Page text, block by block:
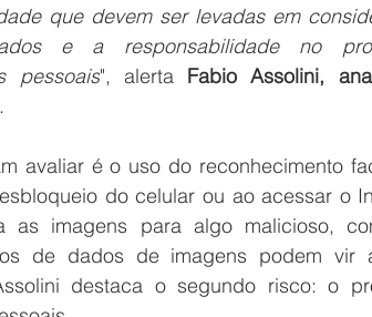
que devem ser levadas em
e a responsabilidade no
pessoais", alerta Fabio Assolini,
.
avaliar é o uso do reconhecimento
do celular ou ao acessar o
as imagens para algo malicioso,
de dados de imagens podem
destaca o segundo risco: o